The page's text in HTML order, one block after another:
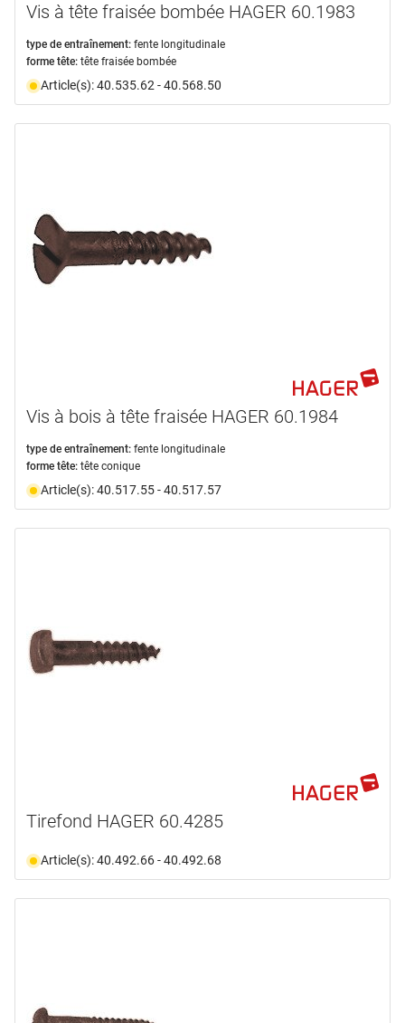
Vis à tête fraisée bombée HAGER 60.1983
type de entraînement: fente longitudinale
forme tête: tête fraisée bombée
Article(s): 40.535.62 - 40.568.50
Vis à bois à tête fraisée HAGER 60.1984
type de entraînement: fente longitudinale
forme tête: tête conique
Article(s): 40.517.55 - 40.517.57
Tirefond HAGER 60.4285
Article(s): 40.492.66 - 40.492.68